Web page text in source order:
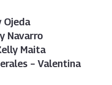
Ojeda
Navarro
Maita
– Valentina